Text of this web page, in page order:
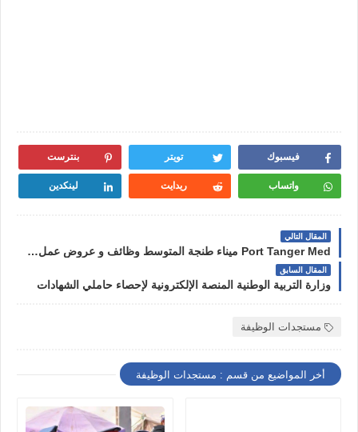
فيسبوك تويتر بنترست
واتساب ريدايت لينكدين
المقال التالي
Port Tanger Med ميناء طنجة المتوسط وظائف و عروض عمل 2024
المقال السابق
وزارة التربية الوطنية المنصة الإلكترونية لإحصاء حاملي الشهادات
مستجدات الوظيفة
أخر المواضيع من قسم : مستجدات الوظيفة